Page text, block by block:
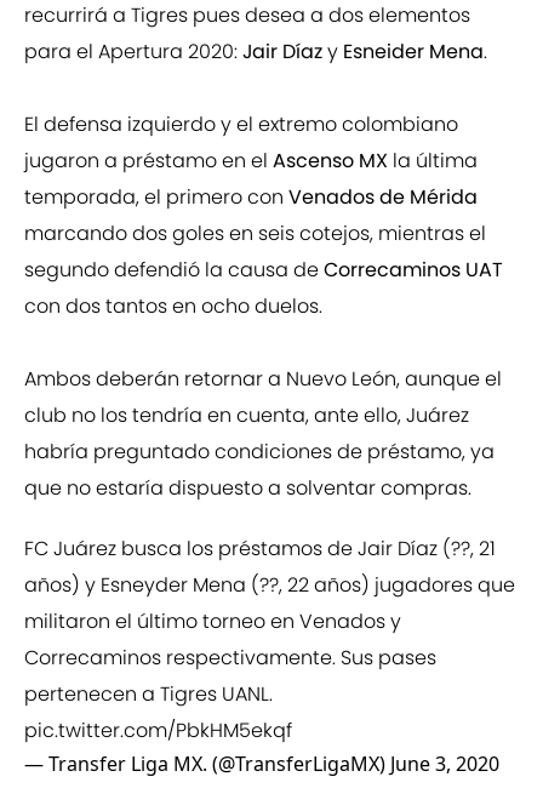
recurrirá a Tigres pues desea a dos elementos
para el Apertura 2020:Jair Díazy Esneider Mena.
El defensa izquierdo y el extremo colombiano
jugaron a préstamo en el Ascenso MX la última
temporada, el primero con Venados de Mérida
marcando dos goles en seis cotejos, mientras el
segundo defendió la causa deCorrecaminos UAT
con dos tantos en ocho duelos.
Ambos deberán retornar a Nuevo León, aunque el
club no los tendría en cuenta, ante ello, Juárez
habría preguntado condiciones de préstamo, ya
que no estaría dispuesto a solventar compras.
FC Juárez busca los préstamos de Jair Díaz (??, 21
años) y Esneyder Mena (??, 22 años) jugadores que
militaron el último torneo en Venados y
Correcaminos respectivamente. Sus pases
pertenecen a Tigres UANL.
pic.twitter.com/PbkHM5ekqf
— Transfer Liga MX. (@TransferLigaMX) June 3, 2020